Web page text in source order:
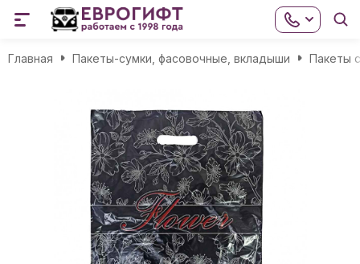
Главная Пакеты-сумки, фасовочные, вкладыши Пакеты